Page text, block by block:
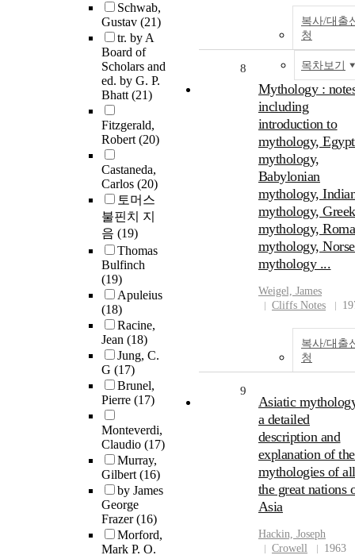
Schwab,
Gustav (21)
tr. by A
Board of
Scholars and
ed. by G. P.
Bhatt(21)
Fitzgerald,
Robert(20)
Castaneda,
Carlos (20)
토머스
불핀치 지
음 (19)
Thomas
Bulfinch
(19)
Apuleius
(18)
Racine,
Jean (18)
Jung, C.
G (17)
Brunel,
Pierre (17)
Monteverdi,
Claudio (17)
Murray,
Gilbert(16)
by James
George
Frazer(16)
Morford,
Mark P. O.
복사/대출
청
목차보기
8
Mythology :
including
introduction to
mythology,
mythology,
Babylonian
mythology,
mythology, Greek
mythology,
mythology, Norse
mythology ...
Weigel, James
Cliffs Notes
복사/대출
청
9
Asiatic
a detailed
description and
explanation of the
mythologies of all
the great nations
Asia
Hackin, Joseph
Crowell
1963